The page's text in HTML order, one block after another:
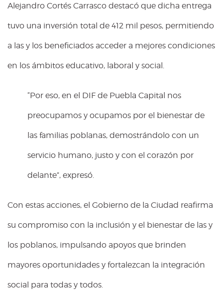
Alejandro Cortés Carrasco destacó que dicha entrega
tuvo una inversión total de 412 mil pesos, permitiendo
a las y los beneficiados acceder a mejores condiciones
en los ámbitos educativo, laboral y social.
“Por eso, en el DIF de Puebla Capital nos
preocupamos y ocupamos por el bienestar de
las familias poblanas, demostrándolo con un
servicio humano, justo y con el corazón por
delante”, expresó.
Con estas acciones, el Gobierno de la Ciudad reafirma
su compromiso con la inclusión y el bienestar de las y
los poblanos, impulsando apoyos que brinden
mayores oportunidades y fortalezcan la integración
social para todas y todos.